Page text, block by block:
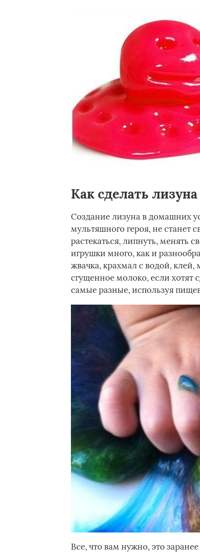
Как сделать
Создание лизуна в домашних
мультяшного героя, не станет
растекаться, липнуть, менять
игрушки много, как и
жвачка, крахмал с водой, клей,
сгущенное молоко, если хотят
самые разные, используя
Все, что вам нужно, это